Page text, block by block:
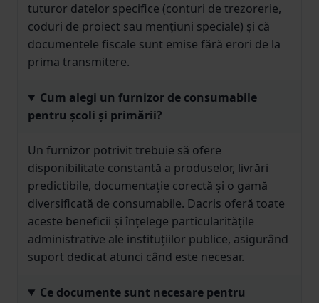
tuturor datelor specifice (conturi de trezorerie,
coduri de proiect sau mențiuni speciale) și că
documentele fiscale sunt emise fără erori de la
prima transmitere.
Cum alegi un furnizor de consumabile
pentru școli și primării?
Un furnizor potrivit trebuie să ofere
disponibilitate constantă a produselor, livrări
predictibile, documentație corectă și o gamă
diversificată de consumabile. Dacris oferă toate
aceste beneficii și înțelege particularitățile
administrative ale instituțiilor publice, asigurând
suport dedicat atunci când este necesar.
Ce documente sunt necesare pentru